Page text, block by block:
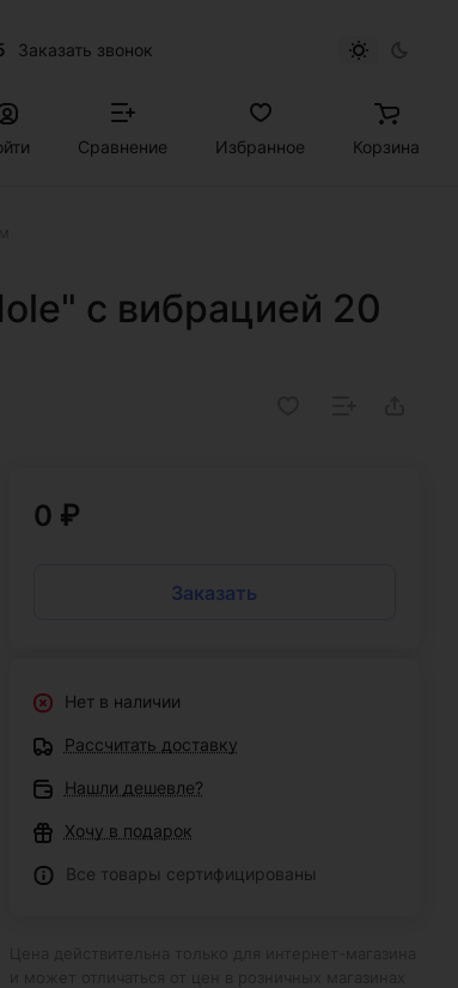
Заказать звонок
Сравнение Избранное Корзина
с вибрацией 20
0 ₽
Заказать
Нет в наличии
Рассчитать доставку
Нашли дешевле?
Хочу в подарок
Все товары сертифицированы